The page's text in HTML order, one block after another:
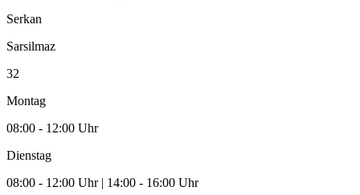
Serkan
Sarsilmaz
32
Montag
08:00 - 12:00 Uhr
Dienstag
08:00 - 12:00 Uhr | 14:00 - 16:00 Uhr